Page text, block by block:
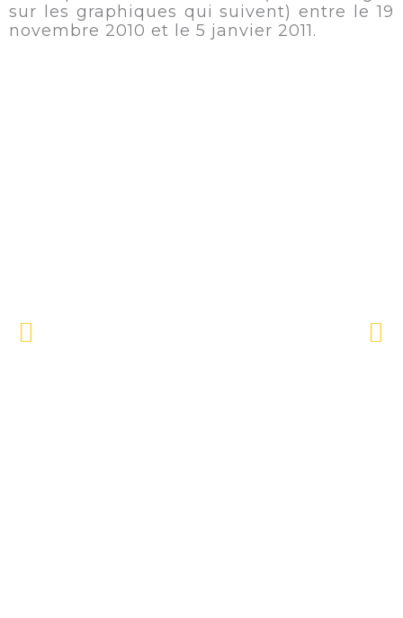
sur les graphiques qui suivent) entre le 19
novembre 2010 et le 5 janvier 2011.